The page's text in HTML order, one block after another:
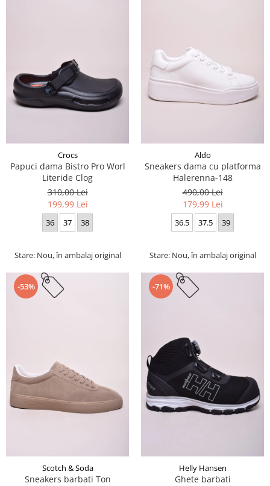
Crocs
Papuci dama Bistro Pro Worl
Literide Clog
310,00 Lei
199,99 Lei
36 37 38
Stare: Nou, în ambalaj original
Aldo
Sneakers dama cu platforma
Halerenna-148
490,00 Lei
179,99 Lei
36.5 37.5 39
Stare: Nou, în ambalaj original
-53%
Scotch & Soda
Sneakers barbati Ton
-71%
Helly Hansen
Ghete barbati